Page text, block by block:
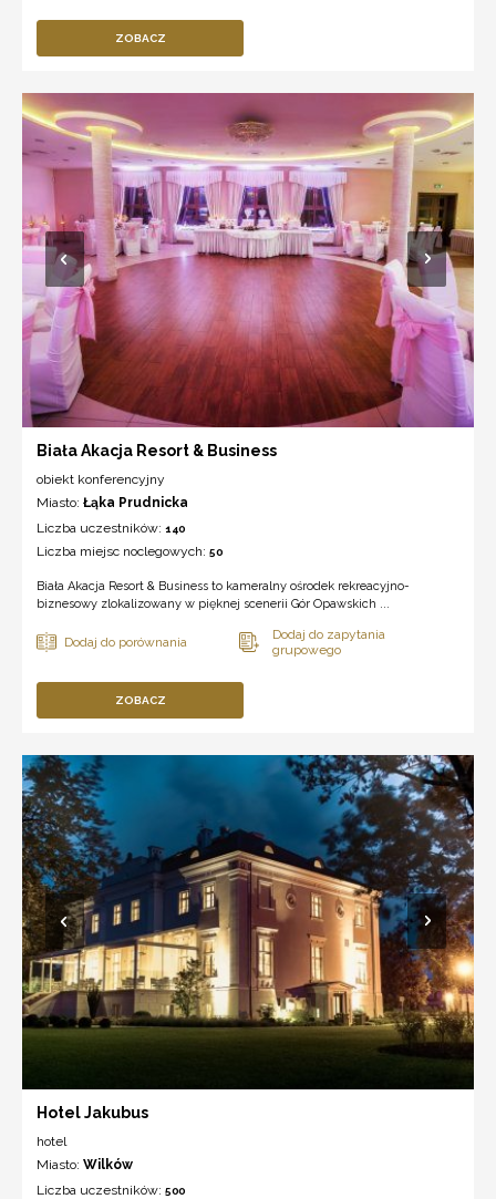
ZOBACZ
Biała Akacja Resort & Business
obiekt konferencyjny
Miasto: Łąka Prudnicka
Liczba uczestników: 140
Liczba miejsc noclegowych: 50
Biała Akacja Resort & Business to kameralny ośrodek rekreacyjno-
biznesowy zlokalizowany w pięknej scenerii Gór Opawskich ...
ZOBACZ
Hotel Jakubus
hotel
Miasto: Wilków
Liczba uczestników: 500